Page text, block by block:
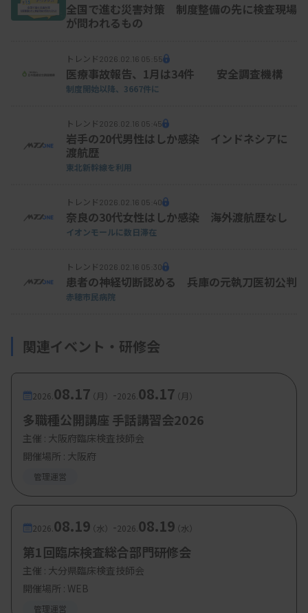
全国で進む災害対策 制度整備の先に検査現場
が問われるもの
トレンド 2026.02.16 05:55
医療事故報告、1月は34件 安全調査機構
制度開始以降、 3667件に
トレンド 2026.02.16 05:45
岩手の20代男性はしか感染 インドネシアに
渡航歴
東北新幹線を利用
トレンド 2026.02.16 05:40
奈良の30代女性はしか感染 海外渡航歴なし
イオンモールに数日滞在
トレンド 2026.02.16 05:30
患者の神経切断認める 兵庫の元執刀医初公判
赤穂市民病院
関連イベント・研修会
2026. 08.17（月） -2026. 08.17（月）
多職種公開講座 手話講習会2026
主催 : 大阪府臨床検査技師会
開催場所 : 大阪府
管理運営
2026. 08.19（水） -2026. 08.19（水）
第1回臨床検査総合部門研修会
主催 : 大分県臨床検査技師会
開催場所 : WEB
管理運営